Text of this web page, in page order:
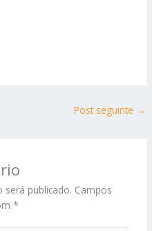
Post seguinte →
será publicado. Campos
*